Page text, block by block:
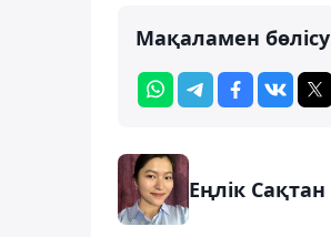
Мақаламен
Еңлік Сақтан